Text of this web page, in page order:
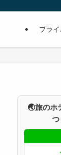
プラ
🌏旅のホ
つ